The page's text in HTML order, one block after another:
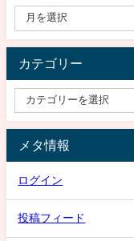
カテゴリー
メタ情報
ログイン
投稿フィード